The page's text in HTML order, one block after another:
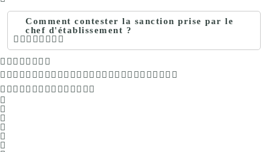
Comment contester la sanction prise par le
chef d'établissement ?